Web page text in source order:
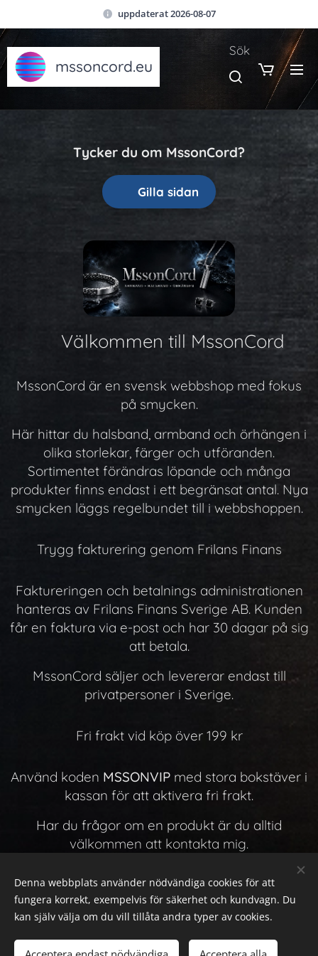
uppdaterat 2026-08-07
mssoncord.eu
Sök
Tycker du om MssonCord?
👍 Gilla sidan
🛍️ Välkommen till MssonCord
MssonCord är en svensk webbshop med fokus
på smycken.
Här hittar du halsband, armband och örhängen i
olika storlekar, färger och utföranden.
Sortimentet förändras löpande och många
produkter finns endast i ett begränsat antal. Nya
smycken läggs regelbundet till i webbshoppen.
Trygg fakturering genom Frilans Finans
Faktureringen och betalnings administrationen
hanteras av Frilans Finans Sverige AB. Kunden
får en faktura via e-post och har 30 dagar på sig
att betala.
MssonCord säljer och levererar endast till
privatpersoner i Sverige.
Fri frakt vid köp över 199 kr
Använd koden MSSONVIP med stora bokstäver i
kassan för att aktivera fri frakt.
Har du frågor om en produkt är du alltid
välkommen att kontakta mig.
Observera att produktens färg och ton kan skilja
sig något i verkligheten jämfört med bilderna,
beroende på belysning och skärminställningar.
Denna webbplats använder nödvändiga cookies för att
fungera korrekt, exempelvis för säkerhet och kundvagn. Du
kan själv välja om du vill tillåta andra typer av cookies.